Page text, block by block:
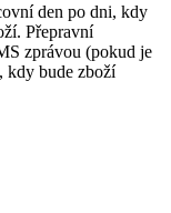
den po dni, kdy
Přepravní
zprávou (pokud je
kdy bude zboží